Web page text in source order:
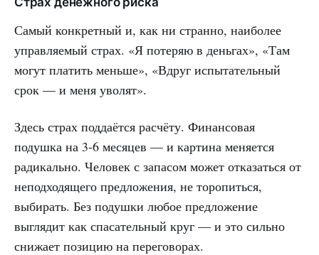
Самый конкретный и, как ни странно, наиболее
управляемый страх. «Я потеряю в деньгах», «Там
могут платить меньше», «Вдруг испытательный
срок — и меня уволят».
Здесь страх поддаётся расчёту. Финансовая
подушка на 3-6 месяцев — и картина меняется
радикально. Человек с запасом может отказаться от
неподходящего предложения, не торопиться,
выбирать. Без подушки любое предложение
выглядит как спасательный круг — и это сильно
снижает позицию на переговорах.